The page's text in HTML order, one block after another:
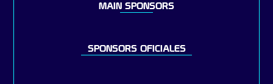
MAIN SPONSORS
SPONSORS OFICIALES